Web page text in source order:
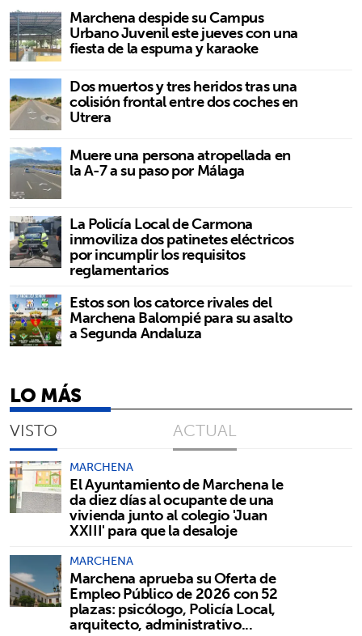
Marchena despide su Campus
Urbano Juvenil este jueves con una
fiesta de la espuma y karaoke
Dos muertos y tres heridos tras una
colisión frontal entre dos coches en
Utrera
Muere una persona atropellada en
la A-7 a su paso por Málaga
La Policía Local de Carmona
inmoviliza dos patinetes eléctricos
por incumplir los requisitos
reglamentarios
Estos son los catorce rivales del
Marchena Balompié para su asalto
a Segunda Andaluza
LO MÁS
VISTO ACTUAL
MARCHENA
El Ayuntamiento de Marchena le
da diez días al ocupante de una
vivienda junto al colegio 'Juan
XXIII' para que la desaloje
MARCHENA
Marchena aprueba su Oferta de
Empleo Público de 2026 con 52
plazas: psicólogo, Policía Local,
arquitecto, administrativo...